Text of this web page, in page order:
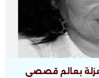
بعالم قصصى